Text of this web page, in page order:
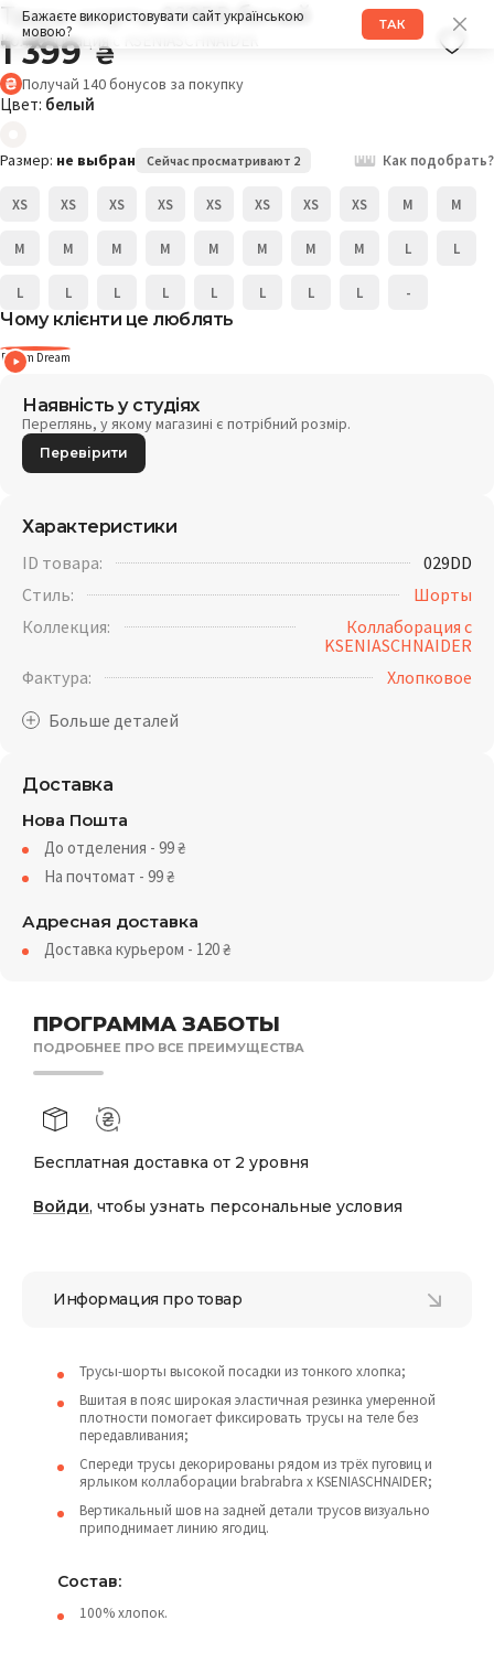
Бажаєте використовувати сайт українською
мовою?
ТАК
Трусы шорты 029DD белый
Коллаборация с KSENIASCHNAIDER
1 399₴
Получай 140бонусов за покупку
Цвет: белый
Размер: не выбран Сейчас просматривают 2 Как подобрать?
XS XS XS XS XS XS XS XS M M
M M M M M M M M L L
L L L L L L L L -
Чому клієнти це люблять
Denim Dream
ПРОГРАММА ЗАБОТЫ
ПОДРОБНЕЕ ПРО ВСЕ ПРЕИМУЩЕСТВА
Бесплатная доставка от 2 уровня
Войди, чтобы узнать персональные условия
Наявність у студіях
Переглянь, у якому магазині є потрібний розмір.
Перевірити
Характеристики
ID товара:
029DD
Стиль:
Шорты
Коллекция:
Коллаборация с
KSENIASCHNAIDER
Фактура:
Хлопковое
Доставка
Нова Пошта
До отделения - 99₴
На почтомат - 99₴
Адресная доставка
Доставка курьером - 120₴
Информация про товар
Трусы-шорты высокой посадки из тонкого хлопка;
Вшитая в пояс широкая эластичная резинка умеренной
плотности помогает фиксировать трусы на теле без
передавливания;
Спереди трусы декорированы рядом из трёх пуговиц и
ярлыком коллаборации brabrabra x KSENIASCHNAIDER;
Вертикальный шов на задней детали трусов визуально
приподнимает линию ягодиц.
Состав:
100% хлопок.